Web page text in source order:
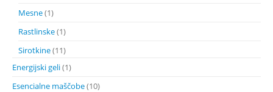
Mesne(1)
Rastlinske(1)
Sirotkine(11)
Energijski geli(1)
Esencialne maščobe(10)